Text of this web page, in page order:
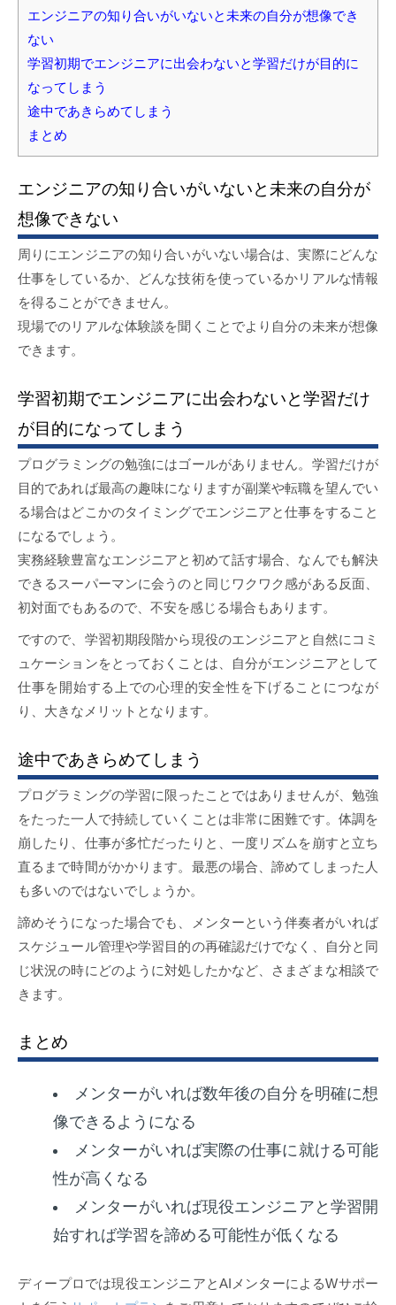
エンジニアの知り合いがいないと未来の自分が想像でき
ない
学習初期でエンジニアに出会わないと学習だけが目的に
なってしまう
途中であきらめてしまう
まとめ
エンジニアの知り合いがいないと未来の自分が
想像できない
周りにエンジニアの知り合いがいない場合は、実際にどんな
仕事をしているか、どんな技術を使っているかリアルな情報
を得ることができません。
現場でのリアルな体験談を聞くことでより自分の未来が想像
できます。
学習初期でエンジニアに出会わないと学習だけ
が目的になってしまう
プログラミングの勉強にはゴールがありません。学習だけが
目的であれば最高の趣味になりますが副業や転職を望んでい
る場合はどこかのタイミングでエンジニアと仕事をすること
になるでしょう。
実務経験豊富なエンジニアと初めて話す場合、なんでも解決
できるスーパーマンに会うのと同じワクワク感がある反面、
初対面でもあるので、不安を感じる場合もあります。
ですので、学習初期段階から現役のエンジニアと自然にコミ
ュケーションをとっておくことは、自分がエンジニアとして
仕事を開始する上での心理的安全性を下げることにつなが
り、大きなメリットとなります。
途中であきらめてしまう
プログラミングの学習に限ったことではありませんが、勉強
をたった一人で持続していくことは非常に困難です。体調を
崩したり、仕事が多忙だったりと、一度リズムを崩すと立ち
直るまで時間がかかります。最悪の場合、諦めてしまった人
も多いのではないでしょうか。
諦めそうになった場合でも、メンターという伴奏者がいれば
スケジュール管理や学習目的の再確認だけでなく、自分と同
じ状況の時にどのように対処したかなど、さまざまな相談で
きます。
まとめ
メンターがいれば数年後の自分を明確に想
像できるようになる
メンターがいれば実際の仕事に就ける可能
性が高くなる
メンターがいれば現役エンジニアと学習開
始すれば学習を諦める可能性が低くなる
ディープロでは現役エンジニアとAIメンターによるWサポー